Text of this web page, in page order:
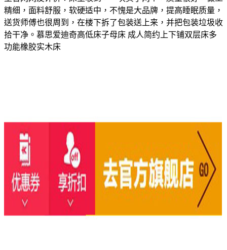
精细，面料舒服，软硬适中，不愧是大品牌，提高睡眠质量，
送货师傅也很周到，在楼下拆了包装送上来，并把包装垃圾收
拾干净。慕思爱迪奇高低床子母床 成人简约上下铺双层床多
功能橡胶实木床